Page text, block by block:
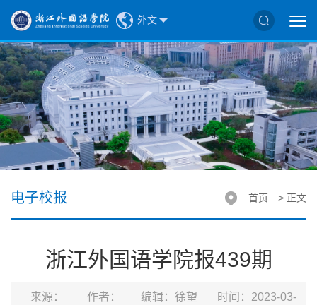
外文
电子校报 首页 > 正文
浙江外国语学院报439期
来源： 作者： 编辑：徐望 时间：2023-03-